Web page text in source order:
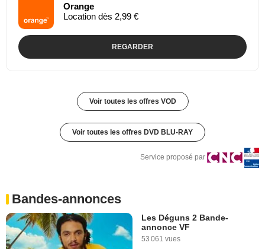
Orange
Location dès 2,99 €
REGARDER
Voir toutes les offres VOD
Voir toutes les offres DVD BLU-RAY
Service proposé par
Bandes-annonces
Les Déguns 2 Bande-
annonce VF
53 061 vues